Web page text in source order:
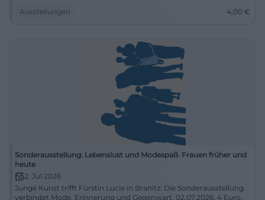
Ausstellungen
4,00 €
Sonderausstellung: Lebenslust und Modespaß. Frauen früher und
heute
2. Jul 2026
Junge Kunst trifft Fürstin Lucie in Branitz: Die Sonderausstellung
verbindet Mode, Erinnerung und Gegenwart. 02.07.2026, 4 Euro,